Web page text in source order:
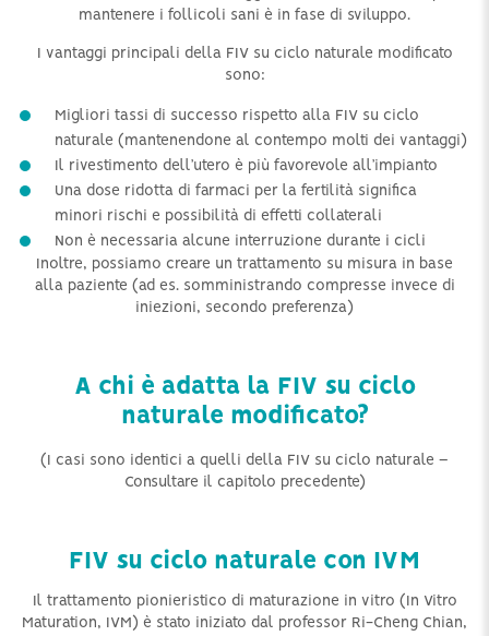
mantenere i follicoli sani è in fase di sviluppo.
I vantaggi principali della FIV su ciclo naturale modificato
sono:
Migliori tassi di successo rispetto alla FIV su ciclo
naturale (mantenendone al contempo molti dei vantaggi)
Il rivestimento dell’utero è più favorevole all’impianto
Una dose ridotta di farmaci per la fertilità significa
minori rischi e possibilità di effetti collaterali
Non è necessaria alcune interruzione durante i cicli
Inoltre, possiamo creare un trattamento su misura in base
alla paziente (ad es. somministrando compresse invece di
iniezioni, secondo preferenza)
A chi è adatta la FIV su ciclo
naturale modificato?
(I casi sono identici a quelli della FIV su ciclo naturale –
Consultare il capitolo precedente)
FIV su ciclo naturale con IVM
Il trattamento pionieristico di maturazione in vitro (In Vitro
Maturation, IVM) è stato iniziato dal professor Ri-Cheng Chian,